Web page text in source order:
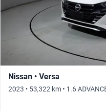
Nissan • Versa
2023 • 53,322 km • 1.6